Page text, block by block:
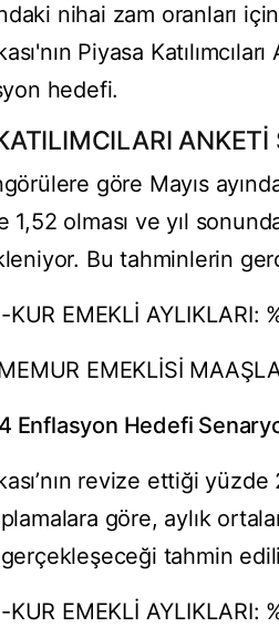
nihai zam oranları
Piyasa
hedefi.
ANKETİ
göre Mayıs
1,52 olması ve yıl
Bu tahminlerin
KUR EMEKLİ AYLIKLARI:
EMEKLİSİ
Enflasyon Hedefi
revize ettiği
göre, aylık
tahmin
KUR EMEKLİ AYLIKLARI: